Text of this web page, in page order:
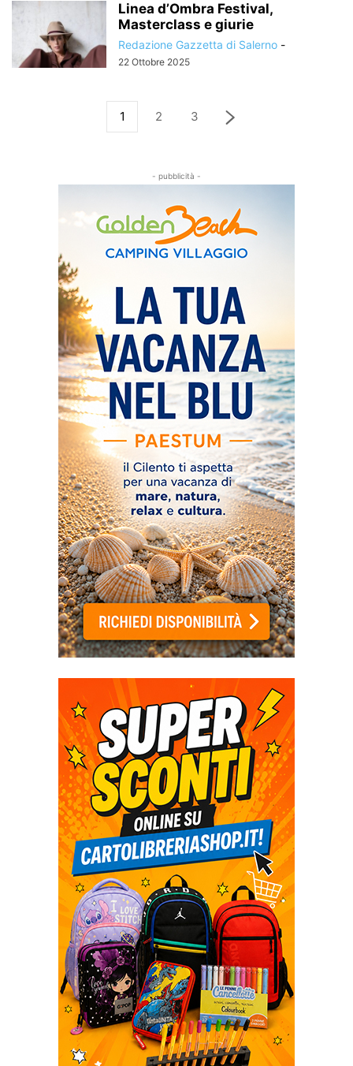
Linea d’Ombra Festival,
Masterclass e giurie
Redazione Gazzetta di Salerno -
22 Ottobre 2025
1 2 3
- pubblicità -